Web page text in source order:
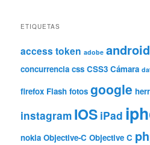
ETIQUETAS
access token adobe android
concurrencia css CSS3 Cámara
firefox Flash fotos google
instagram IOS iPad
nokia Objective-C Objective C